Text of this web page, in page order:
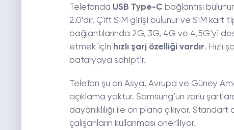
Telefonda USB Type-C bağlantısı
2.0’dır. Çift SIM girişi bulunur ve SIM kart
bağlantılarında 2G, 3G, 4G ve 4,5G’yi
etmek için hızlı şarj özelliği vardır. Hızlı
bataryaya sahiptir.
Telefon şu an Asya, Avrupa ve Güney
açıklama yoktur. Samsung’un zorlu
dayanıklılığı ile ön plana çıkıyor.
çalışanların kullanması öneriliyor.